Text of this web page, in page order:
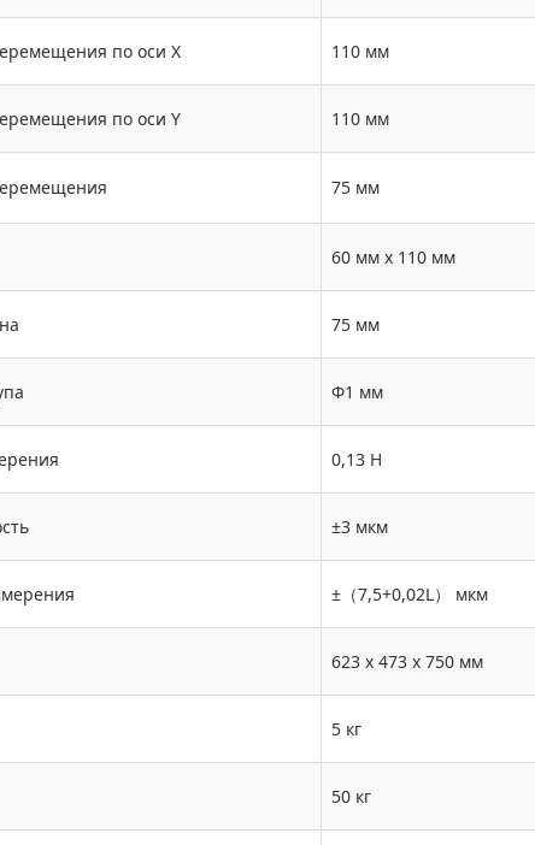
по оси X 110 мм
по оси Y 110 мм
75 мм
60 мм x 110 мм
75 мм
Φ1 мм
0,13 Н
±3 мкм
±（7,5+0,02L） мкм
623 x 473 x 750 мм
5 кг
50 кг